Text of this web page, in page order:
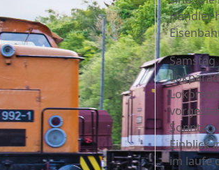
Händler
Sonntag
Einblick
im laufe